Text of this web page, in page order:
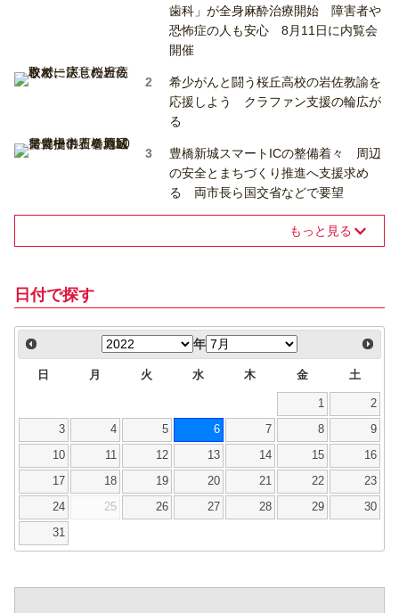
歯科」が全身麻酔治療開始 障害者や
恐怖症の人も安心 8月11日に内覧会
開催
希少がんと闘う桜丘高校の岩佐教諭を
応援しよう クラファン支援の輪広が
る
豊橋新城スマートICの整備着々 周辺
の安全とまちづくり推進へ支援求め
る 両市長ら国交省などで要望
もっと見る
日付で探す
年
日 月 火 水 木 金 土
1 2
3 4 5 6 7 8 9
10 11 12 13 14 15 16
17 18 19 20 21 22 23
24 25 26 27 28 29 30
31